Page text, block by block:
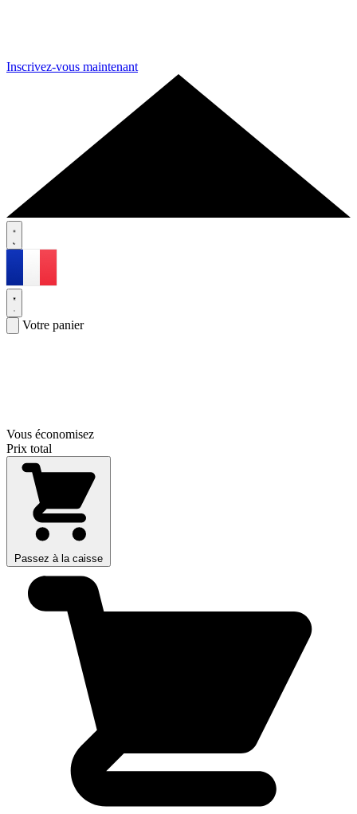
Inscrivez-vous maintenant
Votre panier
Vous économisez
Prix total
Passez à la caisse